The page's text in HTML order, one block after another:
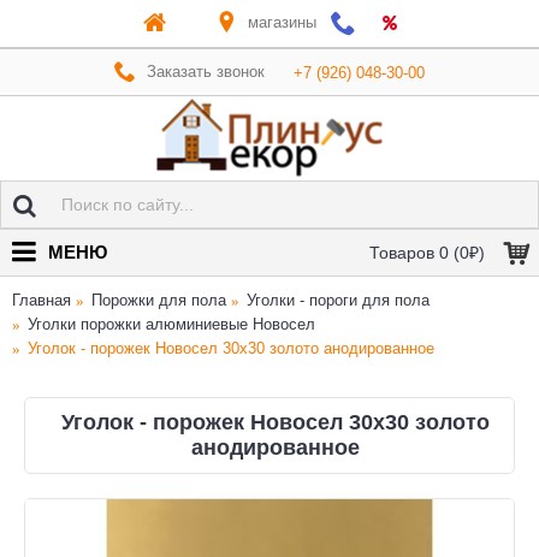
магазины
Заказать звонок +7 (926) 048-30-00
Товаров 0 (0₽)
МЕНЮ
Главная Порожки для пола
Уголки - пороги для пола
Уголки порожки алюминиевые Новосел
Уголок - порожек Новосел 30х30 золото анодированное
Уголок - порожек Новосел 30х30 золото
анодированное